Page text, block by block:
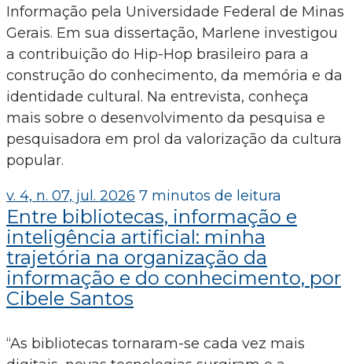
Informação pela Universidade Federal de Minas
Gerais. Em sua dissertação, Marlene investigou
a contribuição do Hip-Hop brasileiro para a
construção do conhecimento, da memória e da
identidade cultural. Na entrevista, conheça
mais sobre o desenvolvimento da pesquisa e
pesquisadora em prol da valorização da cultura
popular.
v. 4, n. 07, jul. 2026 7 minutos de leitura
Entre bibliotecas, informação e
inteligência artificial: minha
trajetória na organização da
informação e do conhecimento, por
Cibele Santos
“As bibliotecas tornaram-se cada vez mais